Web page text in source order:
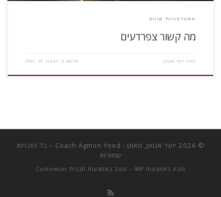
אסטרטגיות שיווק
מה קשור צפרדעים
מאת יועד אגמון פורסם ב- דצמבר 26, 2021
© 2026 יועד אגמון, מאמן - Coach Agmon Yoed
– כל הזכויות
שמורות
מונע באמצעות WP – עוצב באמצעות תבנית Customizr